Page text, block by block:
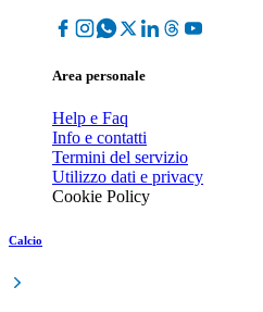
Area personale
Help e Faq
Info e contatti
Termini del servizio
Utilizzo dati e privacy
Cookie Policy
Calcio